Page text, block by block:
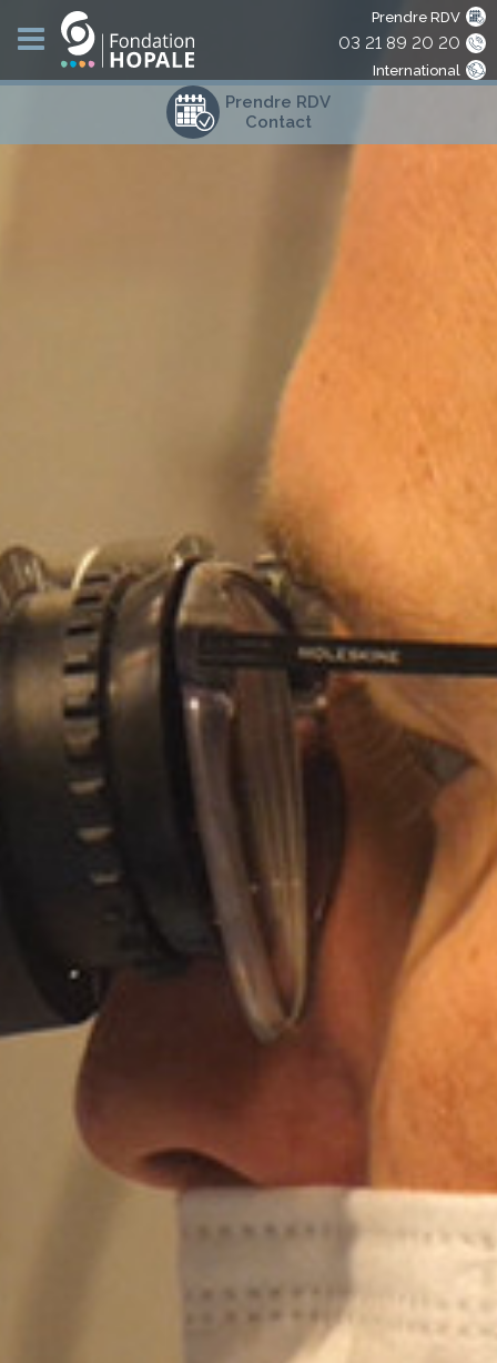
Prendre RDV
03 21 89 20 20
International
Prendre RDV
Contact